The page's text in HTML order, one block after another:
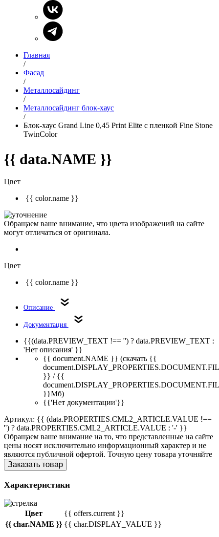
Главная
/
Фасад
/
Металлосайдинг
/
Металлосайдинг блок-хаус
/
Блок-хаус Grand Line 0,45 Print Elite с пленкой Fine Stone
TwinColor
{{ data.NAME }}
Цвет
{{ color.name }}
Обращаем ваше внимание, что цвета изображений на сайте
могут отличаться от оригинала.
Цвет
{{ color.name }}
Описание
Документация
{{(data.PREVIEW_TEXT !== '') ? data.PREVIEW_TEXT :
'Нет описания' }}
{{ document.NAME }} (скачать {{
}} / {{
}}Мб)
{{'Нет документации'}}
Артикул: {{ (data.PROPERTIES.CML2_ARTICLE.VALUE !==
'') ? data.PROPERTIES.CML2_ARTICLE.VALUE : '-' }}
Обращаем ваше внимание на то, что представленные на сайте
цены носят исключительно информационный характер и не
являются публичной офертой. Точную цену товара уточняйте
Заказать товар
Характеристики
Цвет
{{ offers.current }}
{{ char.NAME }} {{ char.DISPLAY_VALUE }}